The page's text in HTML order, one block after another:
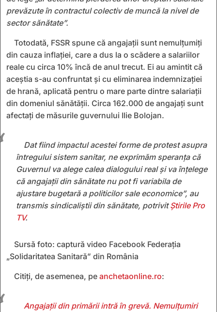
prevăzute în contractul colectiv de muncă la nivel de
sector sănătate”.
Totodată, FSSR spune că angajații sunt nemulțumiți
din cauza inflației, care a dus la o scădere a salariilor
reale cu circa 10% încă de anul trecut. Ei au amintit că
aceștia s-au confruntat și cu eliminarea indemnizației
de hrană, aplicată pentru o mare parte dintre salariații
din domeniul sănătății. Circa 162.000 de angajați sunt
afectați de măsurile guvernului Ilie Bolojan.
Dat fiind impactul acestei forme de protest asupra
întregului sistem sanitar, ne exprimăm speranţa că
Guvernul va alege calea dialogului real şi va înţelege
că angajaţii din sănătate nu pot fi variabila de
ajustare bugetară a politicilor sale economice”, au
transmis sindicaliștii din sănătate, potrivitȘtirile Pro
TV.
Sursă foto: captură video Facebook Federația
„Solidaritatea Sanitară” din România
Citiți, de asemenea, pe anchetaonline.ro:
Angajații din primării intră în grevă. Nemulțumiri